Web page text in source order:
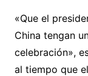
«Que el
China tengan
celebración»,
al tiempo que